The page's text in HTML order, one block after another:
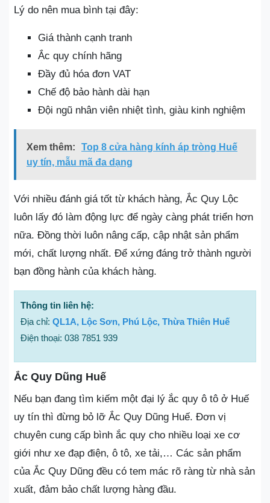
Lý do nên mua bình tại đây:
Giá thành cạnh tranh
Ắc quy chính hãng
Đầy đủ hóa đơn VAT
Chế độ bảo hành dài hạn
Đội ngũ nhân viên nhiệt tình, giàu kinh nghiệm
Xem thêm:
Top 8 cửa hàng kính áp tròng Huế
uy tín, mẫu mã đa dạng
Với nhiều đánh giá tốt từ khách hàng, Ắc Quy Lộc
luôn lấy đó làm động lực để ngày càng phát triển hơn
nữa. Đồng thời luôn nâng cấp, cập nhật sản phẩm
mới, chất lượng nhất. Để xứng đáng trở thành người
bạn đồng hành của khách hàng.
Thông tin liên hệ:
Địa chỉ: QL1A, Lộc Sơn, Phú Lộc, Thừa Thiên Huế
Điện thoại: 038 7851 939
Ắc Quy Dũng Huế
Nếu bạn đang tìm kiếm một đại lý ắc quy ô tô ở Huế
uy tín thì đừng bỏ lỡ Ắc Quy Dũng Huế. Đơn vị
chuyên cung cấp bình ắc quy cho nhiều loại xe cơ
giới như xe đạp điện, ô tô, xe tải,… Các sản phẩm
của Ắc Quy Dũng đều có tem mác rõ ràng từ nhà sản
xuất, đảm bảo chất lượng hàng đầu.